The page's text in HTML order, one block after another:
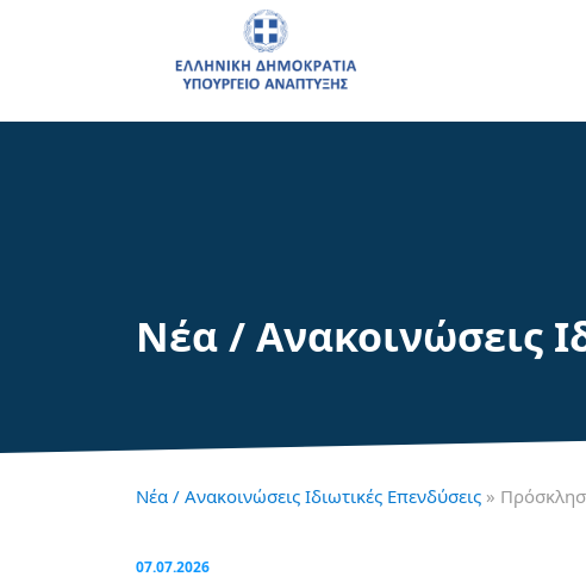
Νέα / Ανακοινώσεις
Νέα / Ανακοινώσεις Ιδιωτικές Επενδύσεις »
07.07.2026